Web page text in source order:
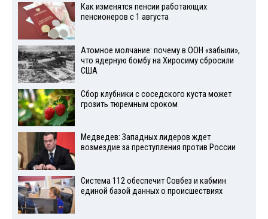
Как изменятся пенсии работающих
пенсионеров с 1 августа
Атомное молчание: почему в ООН «забыли»,
что ядерную бомбу на Хиросиму сбросили
США
Сбор клубники с соседского куста может
грозить тюремным сроком
Медведев: Западных лидеров ждет
возмездие за преступления против России
Система 112 обеспечит Совбез и кабмин
единой базой данных о происшествиях